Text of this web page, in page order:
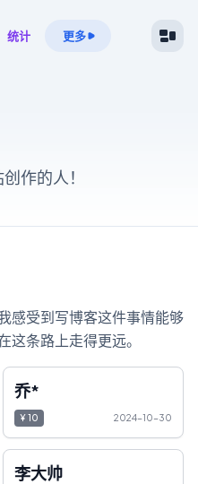
统计 更多
作的人！
感受到写博客这件事情能够
这条路上走得更远。
乔*
¥10 2024-10-30
李大帅